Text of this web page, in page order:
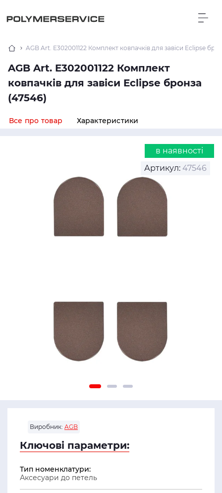
AGB Art. E302001122 Комплект ковпачків для завіси Eclipse
AGB Art. E302001122 Комплект
ковпачків для завіси Eclipse бронза
(47546)
Все про товар Характеристики
в наявності
Артикул: 47546
Виробник: AGB
Ключові параметри:
Тип номенклатури:
Аксесуари до петель